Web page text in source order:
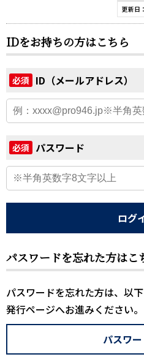
更新日
IDをお持ちの方はこちら
必須 ID（メールアドレス）
必須 パスワード
ログ
パスワードを忘れた方はこ
パスワードを忘れた方は、以
発行ページへお進みください。
パスワ